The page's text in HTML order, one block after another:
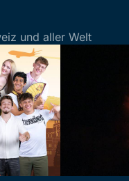
und aller Welt